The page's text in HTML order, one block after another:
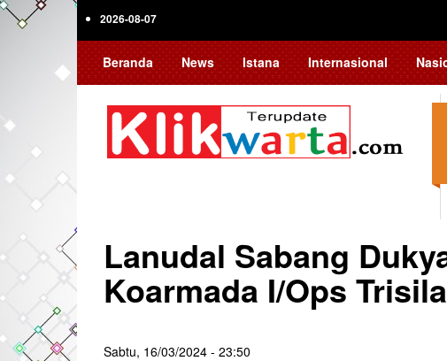
Skip
2026-08-07
Beranda News Istana Internasional
Lanudal Sabang
Koarmada I/Ops
Sabtu, 16/03/2024 - 23:50